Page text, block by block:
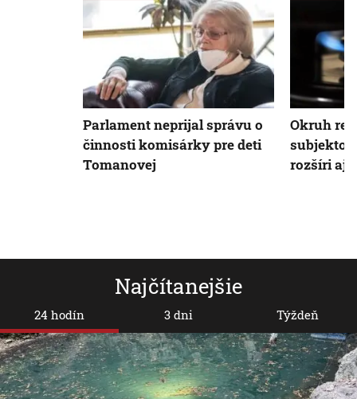
Najčítanejšie
24 hodín 3 dni Týždeň
Parlament neprijal správu o
činnosti komisárky pre deti
Tomanovej
Okruh
subjektov
rozšíri aj